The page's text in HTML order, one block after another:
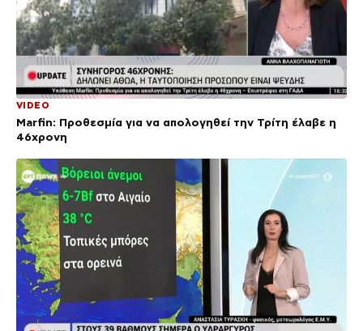
VIDEO
Marfin: Προθεσμία για να απολογηθεί την Τρίτη έλαβε η
46χρονη